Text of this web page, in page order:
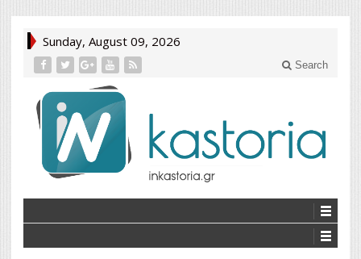
Sunday, August 09, 2026
Search